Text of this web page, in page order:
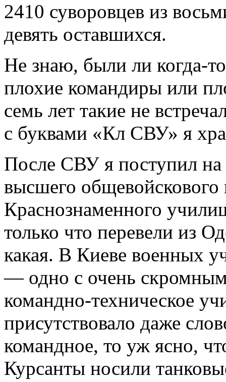
2410 суворовцев из
девять оставшихся.
Не знаю, были ли когда-
плохие командиры или
семь лет такие не
с буквами «Кл СВУ» я
После СВУ я поступил на
высшего
Краснознаменного
только что перевели из
какая. В Киеве военных
— одно с очень
командно-техническое
присутствовало даже
командное, то уж ясно,
Курсанты носили